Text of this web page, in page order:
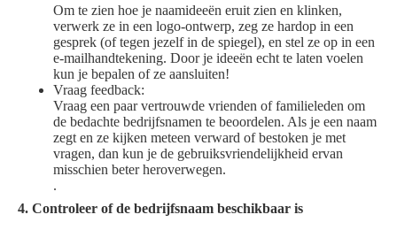
Om te zien hoe je naamideeën eruit zien en klinken,
verwerk ze in een logo-ontwerp, zeg ze hardop in een
gesprek (of tegen jezelf in de spiegel), en stel ze op in een
e-mailhandtekening. Door je ideeën echt te laten voelen
kun je bepalen of ze aansluiten!
Vraag feedback:
Vraag een paar vertrouwde vrienden of familieleden om
de bedachte bedrijfsnamen te beoordelen. Als je een naam
zegt en ze kijken meteen verward of bestoken je met
vragen, dan kun je de gebruiksvriendelijkheid ervan
misschien beter heroverwegen.
.
4. Controleer of de bedrijfsnaam beschikbaar is